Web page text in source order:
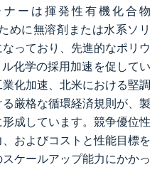
ーは揮発性有機化合物
めに無溶剤または水系ソリ
っており、先進的なポリウ
化学の採用加速を促してい
化加速、北米における堅調
厳格な循環経済規則が、製
成しています。競争優位性
およびコストと性能目標を
ケールアップ能力にかかっ